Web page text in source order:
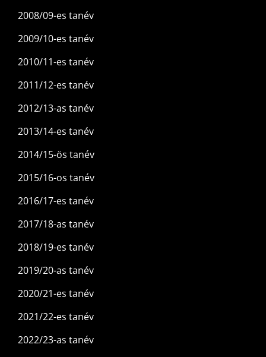
2008/09-es tanév
2009/10-es tanév
2010/11-es tanév
2011/12-es tanév
2012/13-as tanév
2013/14-es tanév
2014/15-ös tanév
2015/16-os tanév
2016/17-es tanév
2017/18-as tanév
2018/19-es tanév
2019/20-as tanév
2020/21-es tanév
2021/22-es tanév
2022/23-as tanév